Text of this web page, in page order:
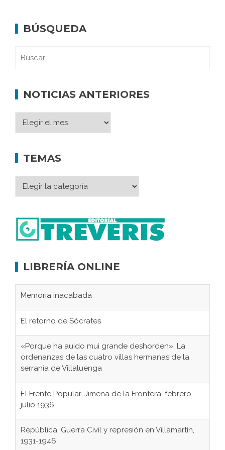
BÚSQUEDA
NOTICIAS ANTERIORES
TEMAS
LIBRERÍA ONLINE
Memoria inacabada
El retorno de Sócrates
«Porque ha auido mui grande deshorden»: La
ordenanzas de las cuatro villas hermanas de la
serranía de Villaluenga
El Frente Popular. Jimena de la Frontera, febrero-
julio 1936
República, Guerra Civil y represión en Villamartín,
1931-1946